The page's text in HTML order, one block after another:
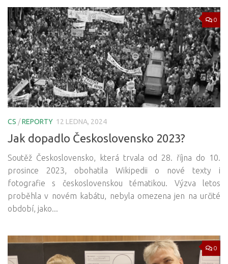
0
CS /REPORTY 12 LEDNA, 2024
Jak dopadlo Československo 2023?
Soutěž Československo, která trvala od 28. října do 10.
prosince 2023, obohatila Wikipedii o nové texty i
fotografie s československou tématikou. Výzva letos
proběhla v novém kabátu, nebyla omezena jen na určité
období, jako...
0